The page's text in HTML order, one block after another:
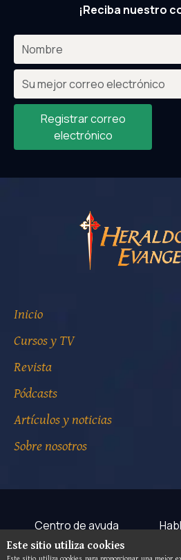
¡Reciba nuestro
Registrar correo
electrónico
Inicio
Cursos y TV
Revista
Pódcasts
Artículos y noticias
Sobre nosotros
Centro de ayuda
Términos de uso
Este sitio utiliza cookies